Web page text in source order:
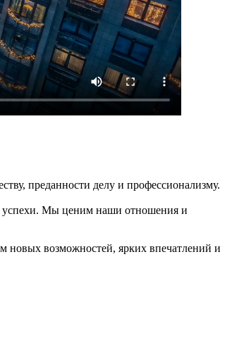
преданности делу и профессионализму.
успехи. Мы ценим наши отношения и
новых возможностей, ярких впечатлений и